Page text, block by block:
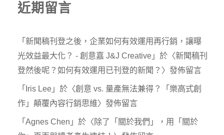
近期留言
「 新聞稿刊登之後，企業如何有效運用再行銷，讓曝
光效益最大化？ - 創意嘉 J&J Creative 」於〈新聞稿刊
登然後呢？如何有效運用已刊登的新聞？ 〉發佈留言
「 Iris Lee 」於〈創意 vs. 量產無法兼得？「樂高式創
作」顛覆內容行銷思維〉發佈留言
「 Agnes Chen 」於〈除了「關於我們」，用「關於